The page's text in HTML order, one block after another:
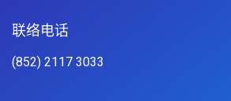
联络电话​
(852) 2117 3033